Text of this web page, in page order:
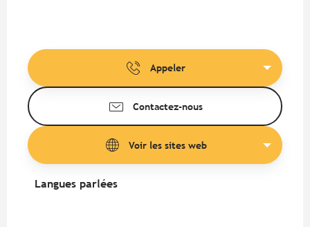
Appeler
Contactez-nous
Voir les sites web
Langues parlées
Langues parlées